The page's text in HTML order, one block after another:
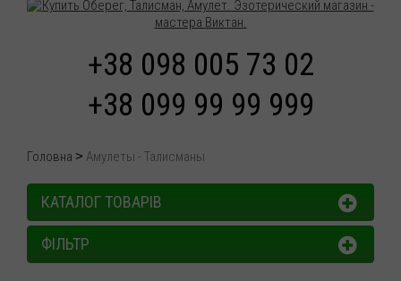
+38 098 005 73 02
+38 099 99 99 999
Головна Амулеты - Талисманы
КАТАЛОГ ТОВАРІВ
ФІЛЬТР